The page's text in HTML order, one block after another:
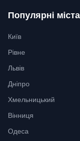
Популярні міста
Київ
Рівне
Львів
Дніпро
Хмельницький
Вінниця
Одеса